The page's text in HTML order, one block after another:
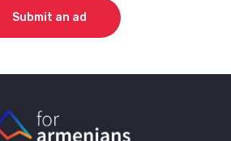
Submit an ad